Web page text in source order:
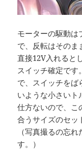
モーターの駆動は
で、反転はそのま
直接12V入れると
スイッチ確定です。
で、スイッチをば
いような小さいト
仕方ないので、こ
合うサイズのセッ
（写真撮るの忘
す。）